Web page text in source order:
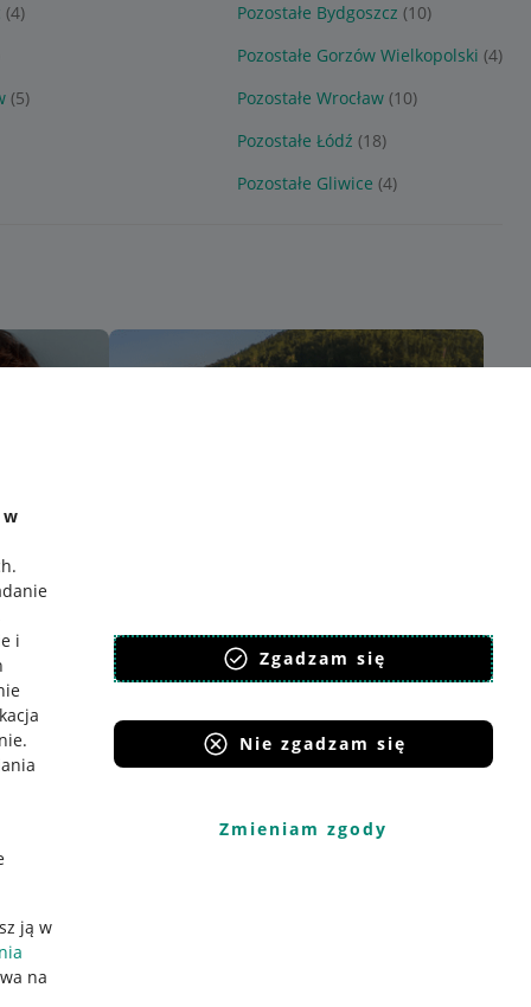
w
.
i
.
ją w
na
Zgadzam się
Nie zgadzam się
Zmieniam zgody
(4) Pozostałe Bydgoszcz (10)
Pozostałe Gorzów Wielkopolski (4)
(5) Pozostałe Wrocław (10)
Pozostałe Łódź (18)
Pozostałe Gliwice (4)